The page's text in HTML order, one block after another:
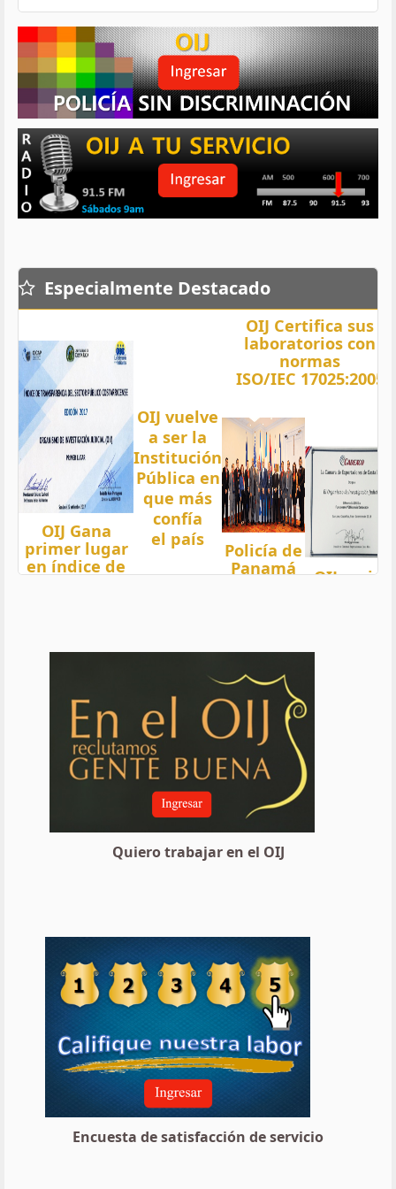
Especialmente Destacado
OIJ Gana
primer lugar
en índice de
OIJ vuelve
a ser la
Institución
Pública en
que más
confía
el país
OIJ Certifica sus
laboratorios con
normas
ISO/IEC 17025:2005
Policía de
Panamá
OIJ mejor
Quiero trabajar en el OIJ
Encuesta de satisfacción de servicio